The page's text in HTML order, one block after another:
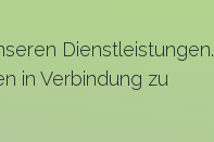
Dienstleistungen.
in Verbindung zu